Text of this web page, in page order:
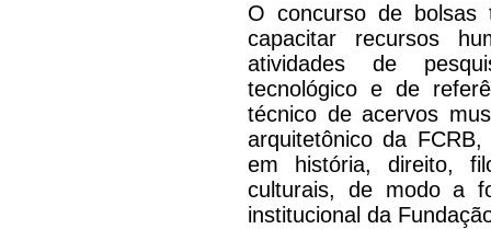
O concurso de bolsas
capacitar recursos
atividades de
tecnológico e de
técnico de acervos
arquitetônico da
em história, direito,
culturais, de modo a
institucional da